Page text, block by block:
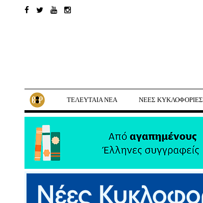
ΤΕΛΕΥΤΑΙΑ ΝΕΑ ΝΕΕΣ ΚΥΚΛΟΦΟΡΙΕΣ